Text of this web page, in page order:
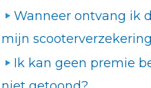
Wanneer ontvang ik
mijn
Ik kan geen premie